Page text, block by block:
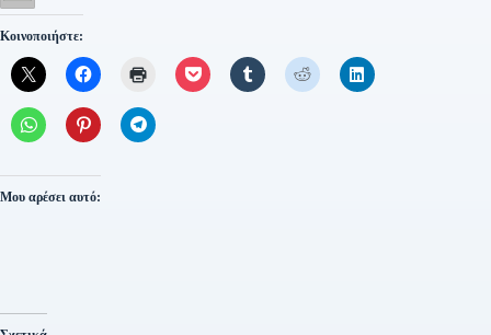
Κοινοποιήστε:
Μου αρέσει αυτό: